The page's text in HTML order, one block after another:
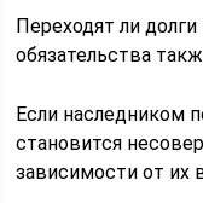
Переходят ли
обязательства
Если наследником
становится
зависимости от их